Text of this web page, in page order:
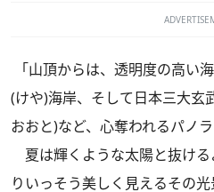
「山頂からは、透明度の高い
(けや)海岸、そして日本三大玄
おおと)など、心奪われるパノ
夏は輝くような太陽と抜け
りいっそう美しく見えるその